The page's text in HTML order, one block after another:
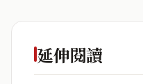
延伸閱讀